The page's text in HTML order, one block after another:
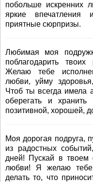
побольше искренних
яркие впечатления
приятные сюрпризы.
Любимая моя
поблагодарить
Желаю тебе
любви, уйму
Чтоб ты всегда имела
оберегать и хранить
позитивной, хорошей,
Моя дорогая подруга,
из радостных
дней! Пускай в твоем
любви! Я желаю
делать то, что